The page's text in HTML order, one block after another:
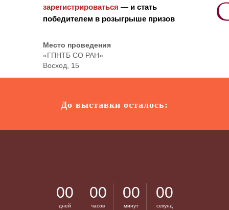
Место проведения
«ГПНТБ СО РАН»
Восход, 15
зарегистрироваться — и стать
победителем в розыгрыше призов
До выставки осталось:
00
дней
00
часов
00
минут
00
секунд